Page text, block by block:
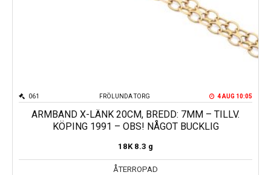
FRÖLUNDA TORG
061 4 AUG 10:05
ARMBAND X-LÄNK 20CM, BREDD: 7MM – TILLV.
KÖPING 1991 – OBS! NÅGOT BUCKLIG
18K 8.3 g
ÅTERROPAD